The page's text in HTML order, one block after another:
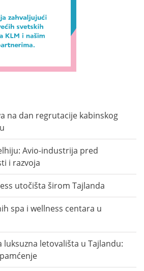
na dan regrutacije kabinskog
Avio-industrija pred
i razvoja
utočišta širom Tajlanda
spa i wellness centara u
luksuzna letovališta u Tajlandu: